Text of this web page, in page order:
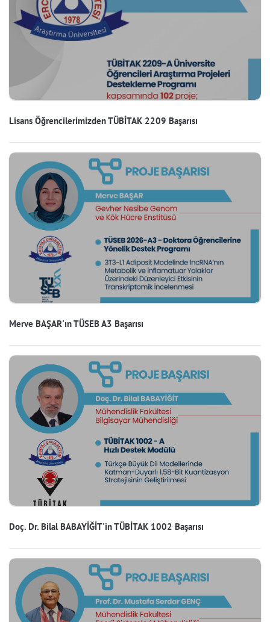
Lisans Öğrencilerimizden TÜBİTAK 2209 Başarısı
Merve BAŞAR'ın TÜSEB A3 Başarısı
Doç. Dr. Bilal BABAYİĞİT'in TÜBİTAK 1002 Başarısı